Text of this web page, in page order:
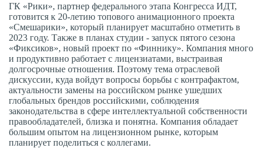
ГК «Рики», партнер федерального этапа Конгресса ИДТ,
готовится к 20-летию топового анимационного проекта
«Смешарики», который планирует масштабно отметить в
2023 году. Также в планах студии - запуск пятого сезона
«Фиксиков», новый проект по «Финнику». Компания много
и продуктивно работает с лицензиатами, выстраивая
долгосрочные отношения. Поэтому тема отраслевой
дискуссии, куда войдут вопросы борьбы с контрафактом,
актуальности замены на российском рынке ушедших
глобальных брендов российскими, соблюдения
законодательства в сфере интеллектуальной собственности
правообладателей, близка и понятна. Компания обладает
большим опытом на лицензионном рынке, которым
планирует поделиться с коллегами.